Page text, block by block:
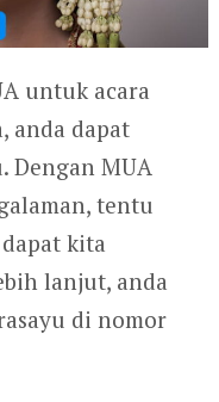
untuk acara
anda dapat
Dengan MUA
tentu
kita
lanjut, anda
di nomor